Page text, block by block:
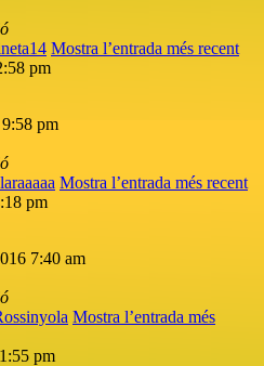
Mostra l’entrada més recent
pm
pm
Mostra l’entrada més recent
pm
7:40 am
Mostra l’entrada més
pm